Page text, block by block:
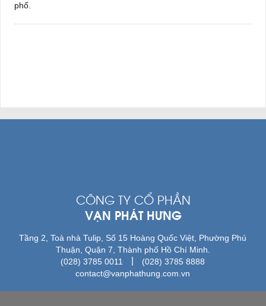
phố.
CÔNG TY CỔ PHẦN
VẠN PHÁT HƯNG
Tầng 2, Toà nhà Tulip, Số 15 Hoàng Quốc Việt, Phường Phú
Thuận, Quận 7, Thành phố Hồ Chí Minh.
(028) 3785 0011
(028) 3785 8888
contact@vanphathung.com.vn